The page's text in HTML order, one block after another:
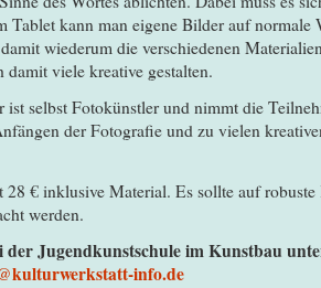
Tablet kann man eigene Bilder auf normale
wiederum die verschiedenen
damit viele kreative gestalten.
selbst Fotokünstler und nimmt die
der Fotografie und zu vielen
28 € inklusive Material. Es sollte auf
werden.
Jugendkunstschule im Kunstbau
info.de